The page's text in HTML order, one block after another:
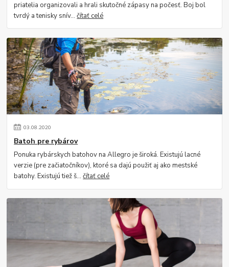
priatelia organizovali a hrali skutočné zápasy na počesť. Boj bol
tvrdý a tenisky snív...čítať celé
03.08.2020
Batoh pre rybárov
Ponuka rybárskych batohov na Allegro je široká. Existujú lacné
verzie (pre začiatočníkov), ktoré sa dajú použiť aj ako mestské
batohy. Existujú tiež š...čítať celé